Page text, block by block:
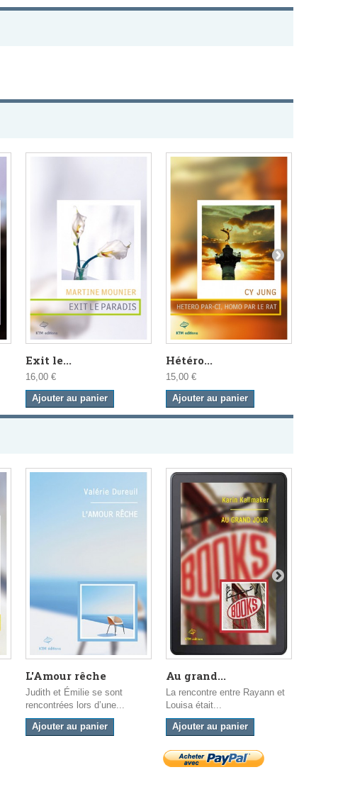
Exit le...
16,00 €
Ajouter au panier
Hétéro...
15,00 €
Ajouter au panier
L'Amour rêche
Judith et Émilie se sont
rencontrées lors d’une...
Ajouter au panier
Au grand...
La rencontre entre Rayann et
Louisa était...
Ajouter au panier